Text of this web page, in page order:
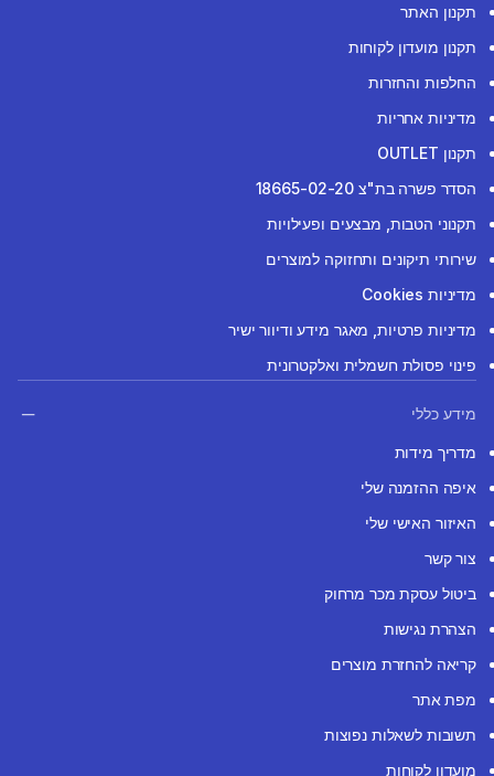
תקנון האתר
תקנון מועדון לקוחות
החלפות והחזרות
מדיניות אחריות
תקנון OUTLET
הסדר פשרה בת"צ 18665-02-20
תקנוני הטבות, מבצעים ופעילויות
שירותי תיקונים ותחזוקה למוצרים
מדיניות Cookies
מדיניות פרטיות, מאגר מידע ודיוור ישיר
פינוי פסולת חשמלית ואלקטרונית
מידע כללי
מדריך מידות
איפה ההזמנה שלי
האיזור האישי שלי
צור קשר
ביטול עסקת מכר מרחוק
הצהרת נגישות
קריאה להחזרת מוצרים
מפת אתר
תשובות לשאלות נפוצות
מועדון לקוחות